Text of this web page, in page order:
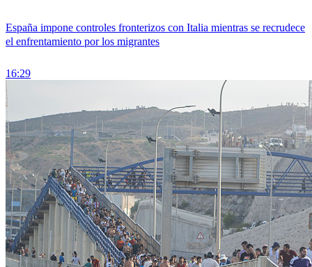
España impone controles fronterizos con Italia mientras se recrudece
el enfrentamiento por los migrantes
16:29